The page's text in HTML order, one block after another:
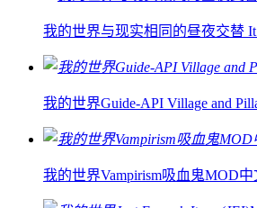
我的世界与现实相同的昼夜交替
我的世界Guide-API Village and
我的世界Vampirism吸血鬼MOD